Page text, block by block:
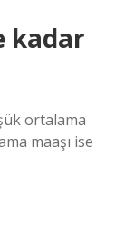
kadar
ortalama
maaşı ise